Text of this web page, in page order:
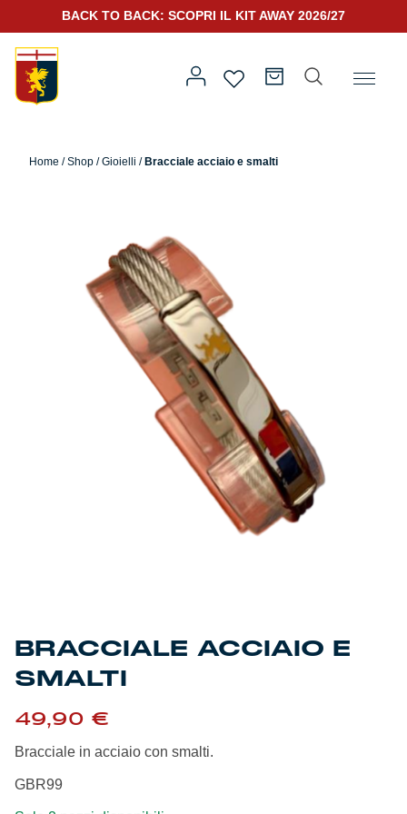
Prima squadra
Rappresentanza
Kit Gara 25/26
Tacchettee Collection
Robe di Kappa x Genoa
Red&Blue Voices
Kids
BACK TO BACK: SCOPRI IL KIT AWAY 2026/27
Home /Shop /Gioielli / Bracciale acciaio e smalti
BRACCIALE ACCIAIO E
SMALTI
49,90 €
Bracciale in acciaio con smalti.
GBR99